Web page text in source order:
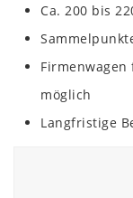
Ca. 200 bis
möglich
Langfristige